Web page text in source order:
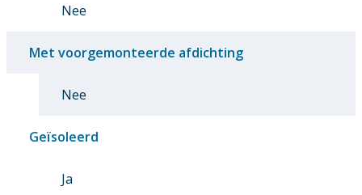
Nee
Met voorgemonteerde afdichting
Nee
Geïsoleerd
Ja